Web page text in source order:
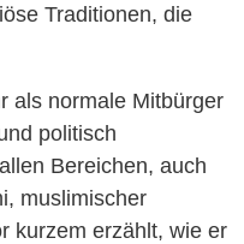
Traditionen, die
als normale Mitbürger
politisch
Bereichen, auch
muslimischer
kurzem erzählt, wie er